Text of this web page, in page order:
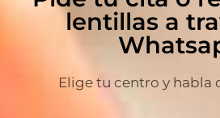
lentillas a
Elige tu centro y habla